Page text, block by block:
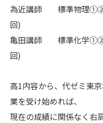
為近講師 標準物
回)
亀田講師 標準化
回)
高1内容から、代ゼミ東
業を受け始めれば、
現在の成績に関係なく右